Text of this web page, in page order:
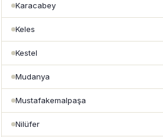
Karacabey
Keles
Kestel
Mudanya
Mustafakemalpaşa
Nilüfer